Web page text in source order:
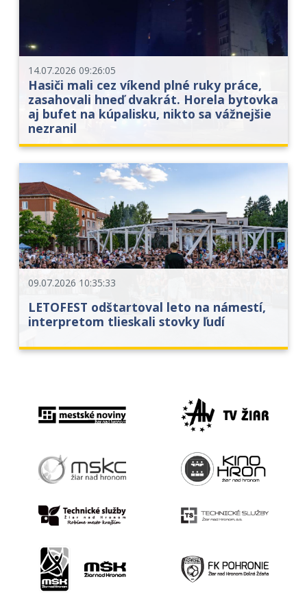
14.07.2026 09:26:05
Hasiči mali cez víkend plné ruky práce,
zasahovali hneď dvakrát. Horela bytovka
aj bufet na kúpalisku, nikto sa vážnejšie
nezranil
09.07.2026 10:35:33
LETOFEST odštartoval leto na námestí,
interpretom tlieskali stovky ľudí